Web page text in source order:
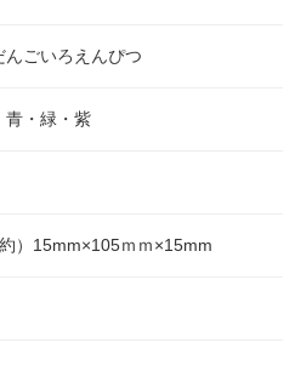
んごいろえんぴつ
青・緑・紫
）15mm×105ｍｍ×15mm